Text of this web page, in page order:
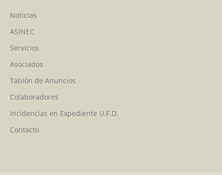
Noticias
ASINEC
Servicios
Asociados
Tablón de Anuncios
Colaboradores
Incidencias en Expediente U.F.D.
Contacto